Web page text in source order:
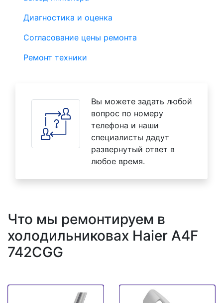
Диагностика и оценка
Согласование цены ремонта
Ремонт техники
Вы можете задать любой
вопрос по номеру
телефона и наши
специалисты дадут
развернутый ответ в
любое время.
Что мы ремонтируем в
холодильниковах Haier A4F
742CGG